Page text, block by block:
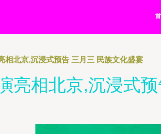
相北京,沉浸式预告 三月三 民族文化盛宴
亮相北京,沉浸式